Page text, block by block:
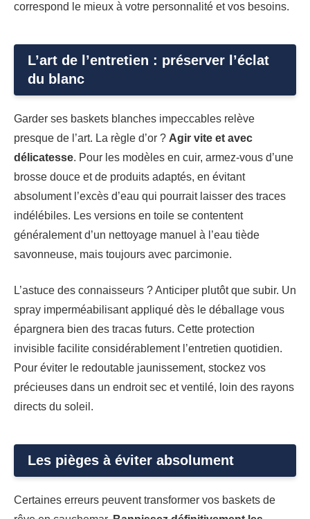
correspond le mieux à votre personnalité et vos besoins.
L’art de l’entretien : préserver l’éclat
du blanc
Garder ses baskets blanches impeccables relève
presque de l’art. La règle d’or ? Agir vite et avec
délicatesse. Pour les modèles en cuir, armez-vous d’une
brosse douce et de produits adaptés, en évitant
absolument l’excès d’eau qui pourrait laisser des traces
indélébiles. Les versions en toile se contentent
généralement d’un nettoyage manuel à l’eau tiède
savonneuse, mais toujours avec parcimonie.
L’astuce des connaisseurs ? Anticiper plutôt que subir. Un
spray imperméabilisant appliqué dès le déballage vous
épargnera bien des tracas futurs. Cette protection
invisible facilite considérablement l’entretien quotidien.
Pour éviter le redoutable jaunissement, stockez vos
précieuses dans un endroit sec et ventilé, loin des rayons
directs du soleil.
Les pièges à éviter absolument
Certaines erreurs peuvent transformer vos baskets de